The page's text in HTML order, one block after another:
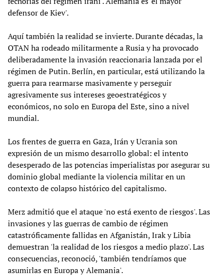
defensor de Kiev'.
Aquí también la realidad se invierte. Durante décadas, la
OTAN ha rodeado militarmente a Rusia y ha provocado
deliberadamente la invasión reaccionaria lanzada por el
régimen de Putin. Berlín, en particular, está utilizando la
guerra para rearmarse masivamente y perseguir
agresivamente sus intereses geoestratégicos y
económicos, no solo en Europa del Este, sino a nivel
mundial.
Los frentes de guerra en Gaza, Irán y Ucrania son
expresión de un mismo desarrollo global: el intento
desesperado de las potencias imperialistas por asegurar su
dominio global mediante la violencia militar en un
contexto de colapso histórico del capitalismo.
Merz admitió que el ataque 'no está exento de riesgos'. Las
invasiones y las guerras de cambio de régimen
catastróficamente fallidas en Afganistán, Irak y Libia
demuestran 'la realidad de los riesgos a medio plazo'. Las
consecuencias, reconoció, 'también tendríamos que
asumirlas en Europa y Alemania'.